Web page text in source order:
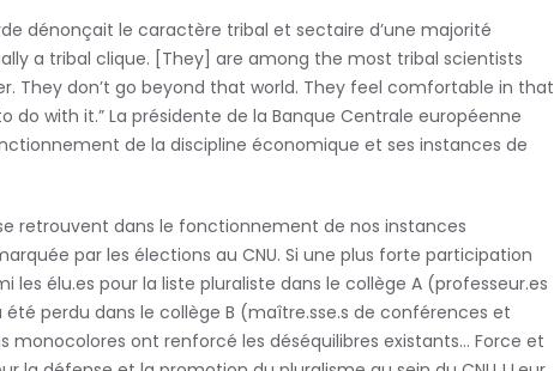
dénonçait le caractère tribal et sectaire d’une majorité
a tribal clique. [They] are among the most tribal scientists
They don’t go beyond that world. They feel comfortable in that
with it.” La présidente de la Banque Centrale européenne
de la discipline économique et ses instances de
retrouvent dans le fonctionnement de nos instances
par les élections au CNU. Si une plus forte participation
élu.es pour la liste pluraliste dans le collège A (professeur.es
perdu dans le collège B (maître.sse.s de conférences et
monocolores ont renforcé les déséquilibres existants… Force et